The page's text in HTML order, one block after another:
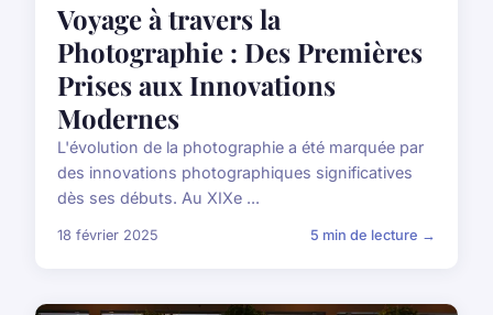
Voyage à travers la
Photographie : Des Premières
Prises aux Innovations
Modernes
L'évolution de la photographie a été marquée par
des innovations photographiques significatives
dès ses débuts. Au XIXe ...
18 février 2025 5 min de lecture →